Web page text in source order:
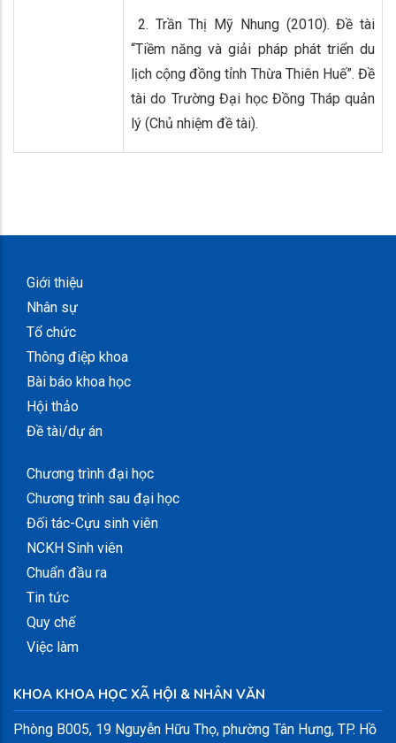
2. Trần Thị Mỹ Nhung (2010). Đề tài
“Tiềm năng và giải pháp phát triển du
lịch cộng đồng tỉnh Thừa Thiên Huế”. Đề
tài do Trường Đại học Đồng Tháp quản
lý (Chủ nhiệm đề tài).
Giới thiệu
Nhân sự
Tổ chức
Thông điệp khoa
Bài báo khoa học
Hội thảo
Đề tài/dự án
Chương trình đại học
Chương trình sau đại học
Đối tác-Cựu sinh viên
NCKH Sinh viên
Chuẩn đầu ra
Tin tức
Quy chế
Việc làm
KHOA KHOA HỌC XÃ HỘI & NHÂN VĂN
Phòng B005, 19 Nguyễn Hữu Thọ, phường Tân Hưng, TP. Hồ